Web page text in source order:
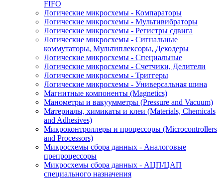
FIFO
Логические микросхемы - Компараторы
Логические микросхемы - Мультивибраторы
Логические микросхемы - Регистры сдвига
Логические микросхемы - Сигнальные
коммутаторы, Мультиплексоры, Декодеры
Логические микросхемы - Специальные
Логические микросхемы - Счетчики, Делители
Логические микросхемы - Триггеры
Логические микросхемы - Универсальная шина
Магнитные компоненты (Magnetics)
Манометры и вакуумметры (Pressure and Vacuum)
Материалы, химикаты и клеи (Materials, Chemicals
and Adhesives)
Микроконтроллеры и процессоры (Microcontrollers
and Processors)
Микросхемы сбора данных - Аналоговые
препроцессоры
Микросхемы сбора данных - АЦП/ЦАП
специального назначения